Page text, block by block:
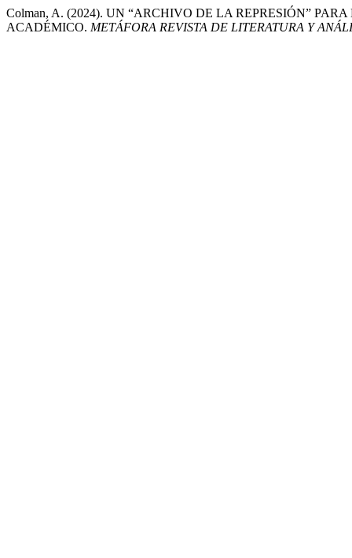
Colman, A. (2024). UN “ARCHIVO DE LA REPRESIÓN”
ACADÉMICO. METÁFORA REVISTA DE LITERATURA Y